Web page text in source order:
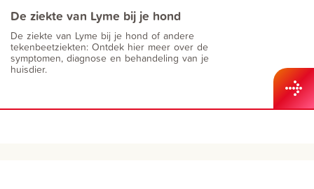
De ziekte van Lyme bij je hond
De ziekte van Lyme bij je hond of andere
tekenbeetziekten: Ontdek hier meer over de
symptomen, diagnose en behandeling van je
huisdier.